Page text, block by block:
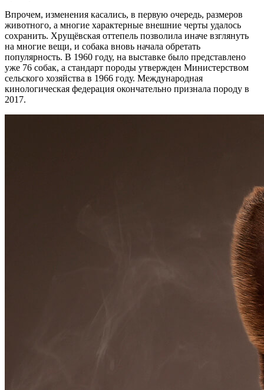
Впрочем, изменения касались, в первую очередь, размеров
животного, а многие характерные внешние черты удалось
сохранить. Хрущёвская оттепель позволила иначе взглянуть
на многие вещи, и собака вновь начала обретать
популярность. В 1960 году, на выставке было представлено
уже 76 собак, а стандарт породы утвержден Министерством
сельского хозяйства в 1966 году. Международная
кинологическая федерация окончательно признала породу в
2017.